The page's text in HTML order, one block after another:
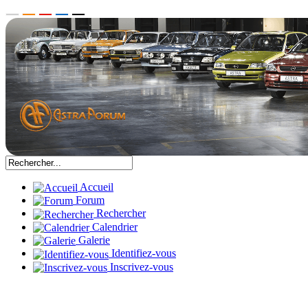
Accueil
Forum
Rechercher
Calendrier
Galerie
Identifiez-vous
Inscrivez-vous